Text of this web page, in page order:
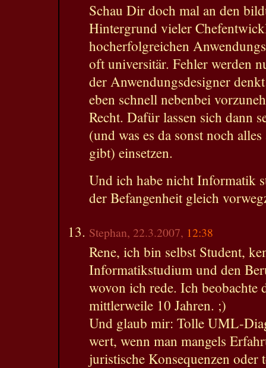
Schau Dir doch mal an den
Hintergrund vieler
hocherfolgreichen
oft universitär. Fehler werden
der Anwendungsdesigner
eben schnell nebenbei
Recht. Dafür lassen sich dann
(und was es da sonst noch
gibt) einsetzen.
Und ich habe nicht Informatik
der Befangenheit gleich
Stephan, 22.3.2007, 12:38
Rene, ich bin selbst Student,
Informatikstudium und den
wovon ich rede. Ich beobachte
mittlerweile 10 Jahren. ;)
Und glaub mir: Tolle UML-
wert, wenn man mangels
juristische Konsequenzen